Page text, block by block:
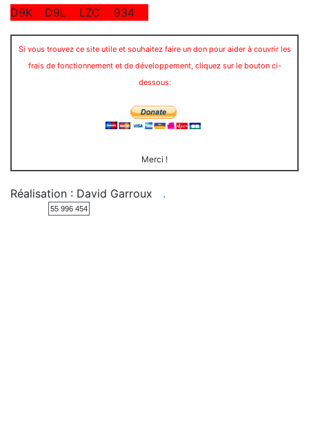
D9K D9L LZC 934
Si vous trouvez ce site utile et souhaitez faire un don pour aider à couvrir les
frais de fonctionnement et de développement, cliquez sur le bouton ci-
dessous:
Merci !
Réalisation : David Garroux .
55 996 454